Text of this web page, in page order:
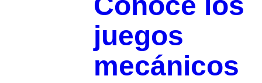
juegos
mecánicos